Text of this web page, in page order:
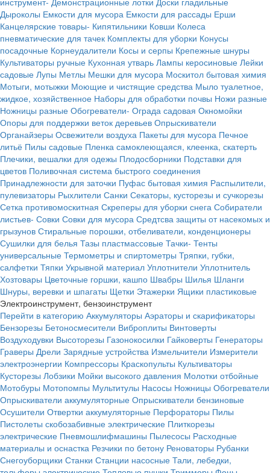
Дыроколы Емкости для мусора Емкости для рассады Ерши
Канцелярские товары- Кипятильники Ковши Колеса
пневматические для тачек Комплекты для уборки Конусы
посадочные Корнеудалители Косы и серпы Крепежные шнуры
Культиваторы ручные Кухонная утварь Лампы керосиновые Лейки
садовые Лупы Метлы Мешки для мусора Москитол бытовая химия
Мотыги, мотыжки Моющие и чистящие средства Мыло туалетное,
жидкое, хозяйственное Наборы для обработки почвы Ножи разные
Ножницы разные Обогреватели- Ограда садовая Окномойки
Опоры для поддержки веток деревьев Опрыскиватели
Органайзеры Освежители воздуха Пакеты для мусора Печное
литьё Пилы садовые Пленка самоклеющаяся, клеенка, скатерть
Плечики, вешалки для одежы Плодосборники Подставки для
цветов Поливочная система быстрого соединения
Принадлежности для заточки Пуфас бытовая химия Распылители,
пулевизаторы Рыхлители Санки Секаторы, кусторезы и сучкорезы
Сетка противомоскитная Скреперы для уборки снега Собиратели
листьев- Совки Совки для мусора Средтсва защиты от насекомых и
грызунов Стиральные порошки, отбеливатели, конденционеры
Сушилки для белья Тазы пластмассовые Тачки- Тенты
универсальные Термометры и спиртометры Тряпки, губки,
салфетки Тяпки Укрывной материал Уплотнители Уплотнитель
Хозтовары Цветочные горшки, кашпо Швабры Шилья Шланги
Шнуры, веревки и шпагаты Щетки Этажерки Ящики пластиковые
Электроинструмент, бензоинструмент
Перейти в категорию Аккумуляторы Аэраторы и скарификаторы
Бензорезы Бетоносмесители Виброплиты Винтоверты
Воздуходувки Высоторезы Газонокосилки Гайковерты Генераторы
Граверы Дрели Зарядные устройства Измельчители Измерители
электроэнергии Компрессоры Краскопульты Культиваторы
Кусторезы Лобзики Мойки высокого давления Молотки отбойные
Мотобуры Мотопомпы Мультитулы Насосы Ножницы Обогреватели
Опрыскиватели аккумуляторные Опрыскиватели бензиновые
Осушители Отвертки аккумуляторные Перфораторы Пилы
Пистолеты скобозабивные электрические Плиткорезы
электрические Пневмошлифмашины Пылесосы Расходные
материалы и оснастка Резчики по бетону Реноваторы Рубанки
Снегоуборщики Станки Станции насосные Тали, лебедки,